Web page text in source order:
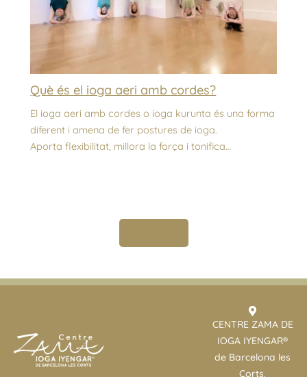
Què és el ioga aeri amb cordes?
El ioga aeri amb cordes o ioga kurunta és una forma
diferent i amena de fer postures de ioga.
Aporta flexibilitat, millora la força i tonifica…
CENTRE ZAMA DE
IOGA IYENGAR®
de Barcelona les
Corts.